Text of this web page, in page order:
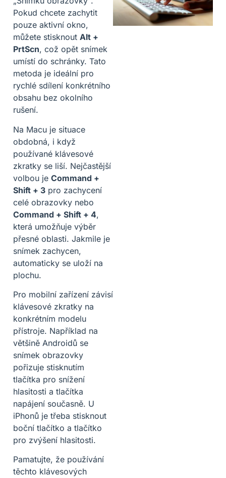
Pokud chcete zachytit
pouze aktivní okno,
můžete stisknout Alt +
PrtScn, což opět snímek
umístí do schránky. Tato
metoda je ideální pro
rychlé sdílení konkrétního
obsahu bez okolního
rušení.
Na Macu je situace
obdobná, i když
používané klávesové
zkratky se liší. Nejčastější
volbou je Command +
Shift + 3 pro zachycení
celé obrazovky nebo
Command + Shift + 4,
která umožňuje výběr
přesné oblasti. Jakmile je
snímek zachycen,
automaticky se uloží na
plochu.
Pro mobilní zařízení závisí
klávesové zkratky na
konkrétním modelu
přístroje. Například na
většině Androidů se
snímek obrazovky
pořizuje stisknutím
tlačítka pro snížení
hlasitosti a tlačítka
napájení současně. U
iPhonů je třeba stisknout
boční tlačítko a tlačítko
pro zvýšení hlasitosti.
Pamatujte, že používání
těchto klávesových